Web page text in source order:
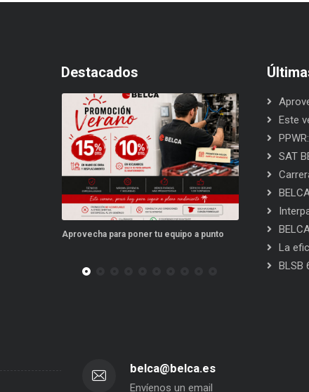
Destacados
Aprovecha para poner tu equipo a punto Este verano,
Este
SAT
La
BLSB
belca@belca.es
Envíenos un email